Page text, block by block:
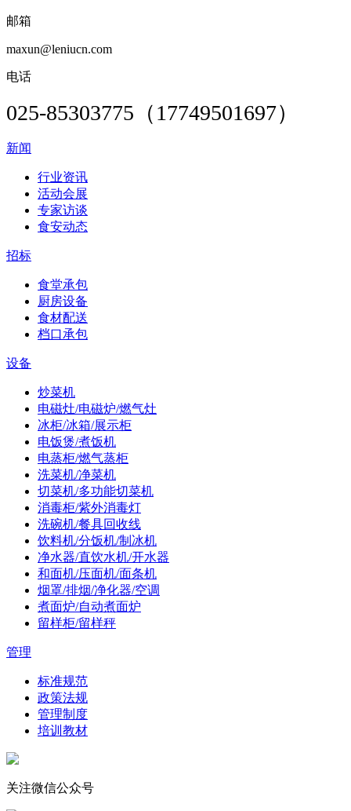
邮箱
maxun@leniucn.com
电话
025-85303775（17749501697）
新闻
行业资讯
活动会展
专家访谈
食安动态
招标
食堂承包
厨房设备
食材配送
档口承包
设备
炒菜机
电磁灶/电磁炉/燃气灶
冰柜/冰箱/展示柜
电饭煲/煮饭机
电蒸柜/燃气蒸柜
洗菜机/净菜机
切菜机/多功能切菜机
消毒柜/紫外消毒灯
洗碗机/餐具回收线
饮料机/分饭机/制冰机
净水器/直饮水机/开水器
和面机/压面机/面条机
烟罩/排烟/净化器/空调
煮面炉/自动煮面炉
留样柜/留样秤
管理
标准规范
政策法规
管理制度
培训教材
关注微信公众号